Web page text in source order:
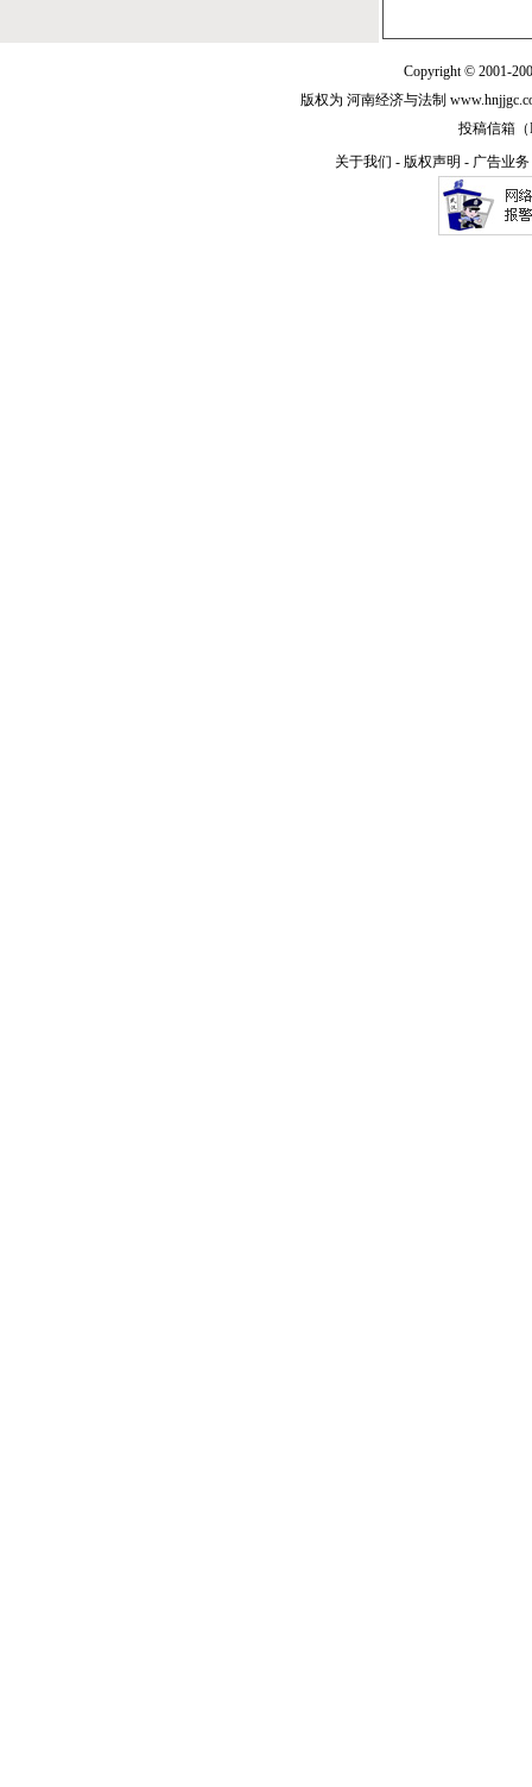
Copyright © 2001-
版权为 河南经济与法制
投稿信箱（
关于我们 - 版权声明 - 广告业务